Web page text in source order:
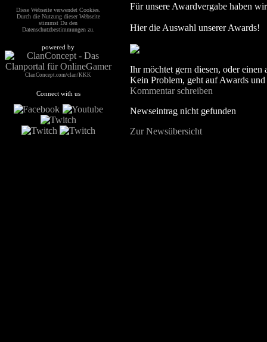
Diese Webseite verwendet Cookies.
Durch die Nutzung dieser Webseite
stimmst Du den
Datenschutzbestimmungen zu.
powered by
ClanConcept.com/clan/KKK
Connect with us
Für unsere Awardvergabe haben
Hier die Auswahl unserer Awards!
Ihr möchtet gern diesen, oder
Kein Problem, geht auf Awards
Kommentar schreiben
Newseintrag nicht gefunden
Zur Newsübersicht